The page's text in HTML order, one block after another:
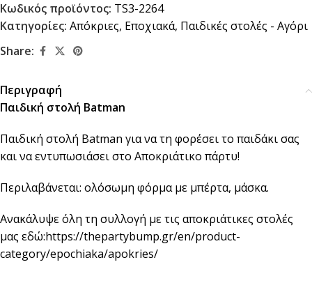
Κωδικός προϊόντος: TS3-2264
Κατηγορίες: Απόκριες, Εποχιακά, Παιδικές στολές - Αγόρι
Share:
Περιγραφή
Παιδική στολή Batman
Παιδική στολή Batman για να τη φορέσει το παιδάκι σας
και να εντυπωσιάσει στο Αποκριάτικο πάρτυ!
Περιλαβάνεται: ολόσωμη φόρμα με μπέρτα, μάσκα.
Ανακάλυψε όλη τη συλλογή με τις αποκριάτικες στολές
μας εδώ:https://thepartybump.gr/en/product-
category/epochiaka/apokries/